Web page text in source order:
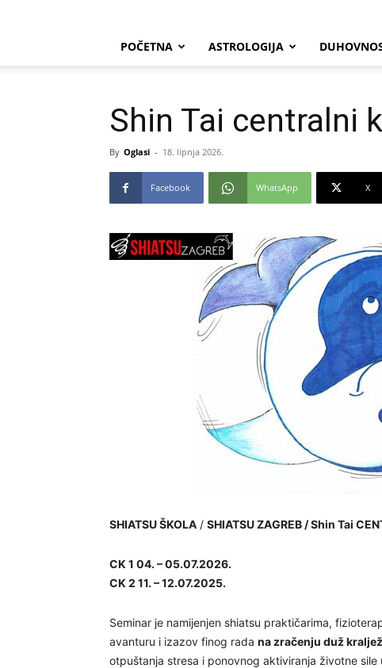
POČETNA ASTROLOGIJA
Shin Tai centralni
By Oglasi - 18. lipnja 2026.
Facebook WhatsApp X
SHIATSU ŠKOLA / SHIATSU ZAGREB /Shin Tai
CK 1 04. – 05.07.2026.
CK 2 11. – 12.07.2025.
Seminar je namijenjen shiatsu praktičarima,
avanturu i izazov finog rada na zračenju duž
otpuštanja stresa i ponovnog aktiviranja životne